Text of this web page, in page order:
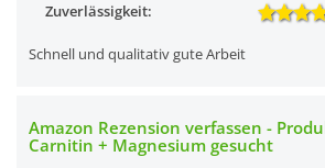
Zuverlässigkeit:
Schnell und qualitativ gute Arbeit
Amazon Rezension verfassen -
Carnitin + Magnesium gesucht